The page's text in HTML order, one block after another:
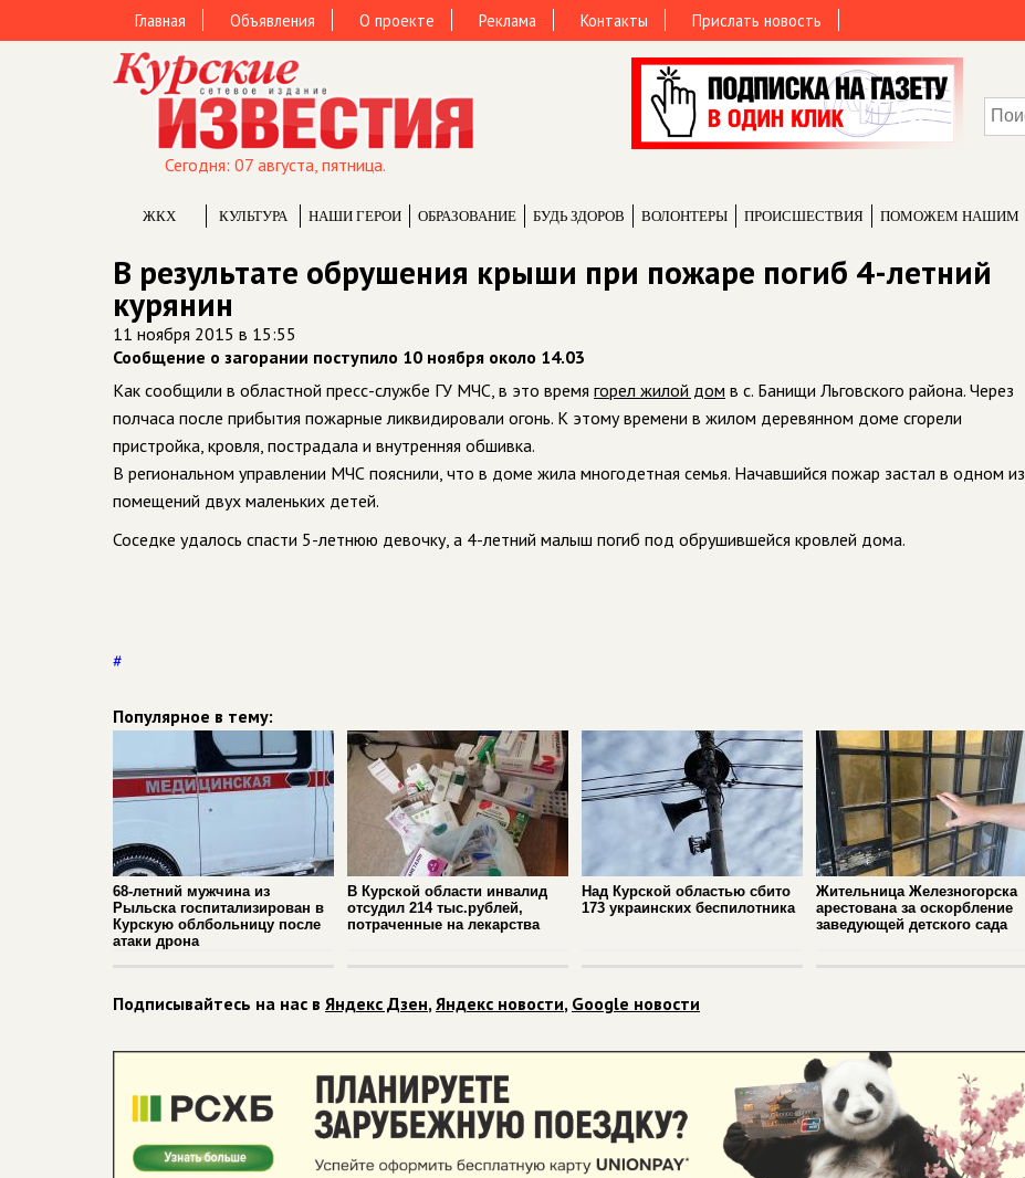
Главная Объявления О проекте Реклама Контакты Прислать новость
Сегодня: 07 августа, пятница.
ЖКХ КУЛЬТУРА НАШИ ГЕРОИ ОБРАЗОВАНИЕ БУДЬ ЗДОРОВ ВОЛОНТЕРЫ ПРОИCШЕСТВИЯ ПОМОЖЕМ НАШИМ
В результате обрушения крыши при пожаре погиб 4-летний
курянин
11 ноября 2015 в 15:55
Сообщение о загорании поступило 10 ноября около 14.03
Как сообщили в областной пресс-службе ГУ МЧС, в это время горел жилой дом в с. Банищи Льговского района. Через
полчаса после прибытия пожарные ликвидировали огонь. К этому времени в жилом деревянном доме сгорели
пристройка, кровля, пострадала и внутренняя обшивка.
В региональном управлении МЧС пояснили, что в доме жила многодетная семья. Начавшийся пожар застал в одном из
помещений двух маленьких детей.
Соседке удалось спасти 5-летнюю девочку, а 4-летний малыш погиб под обрушившейся кровлей дома.
#
Популярное в тему:
68-летний мужчина из
Рыльска госпитализирован в
Курскую облбольницу после
атаки дрона
В Курской области инвалид
отсудил 214 тыс.рублей,
потраченные на лекарства
Над Курской областью сбито
173 украинских беспилотника
Жительница Железногорска
арестована за оскорбление
заведующей детского сада
Подписывайтесь на нас в Яндекс Дзен,Яндекс новости, Google новости